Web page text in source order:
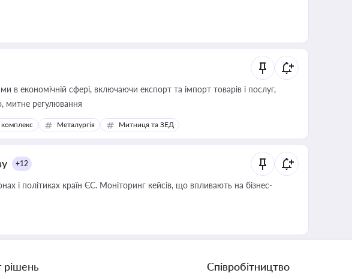
в економічній сфері, включаючи експорт та імпорт товарів і послуг,
митне регулювання
Металургія Митниця та ЗЕД
+12
і політиках країн ЄС. Моніторинг кейсів, що впливають на бізнес-
рішень Співробітництво